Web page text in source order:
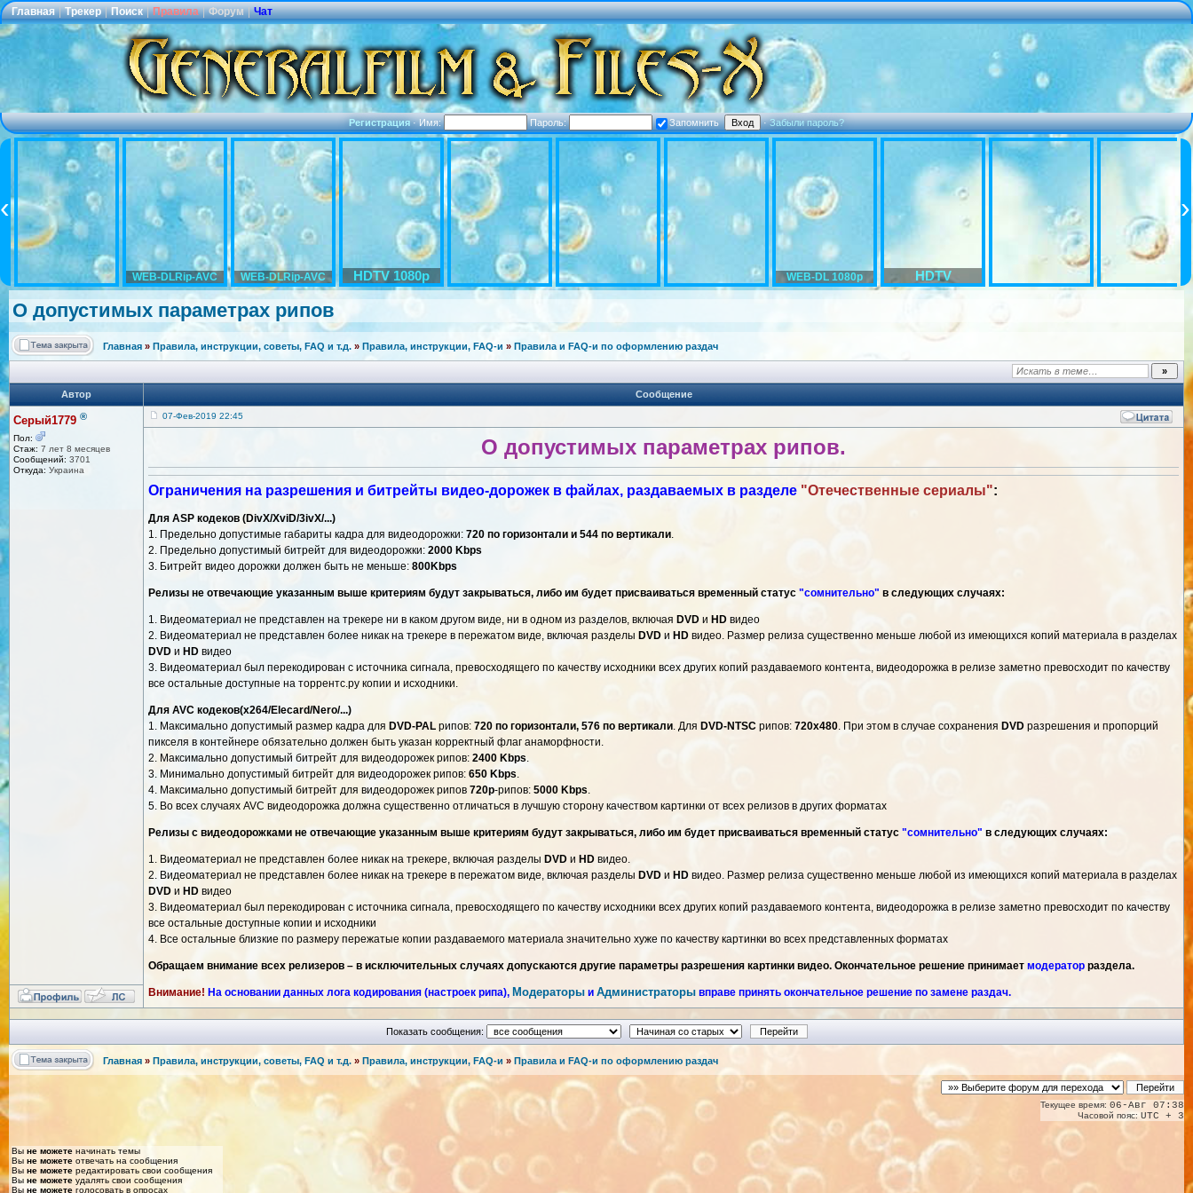
Главная | Трекер | Поиск | Правила | Форум | Чат
Регистрация·Имя: Пароль: Запомнить ·Забыли пароль?
WEB-DLRip-AVC WEB-DLRip-AVC HDTV 1080p WEB-DL 1080p HDTV
О допустимых параметрах рипов
Главная » Правила, инструкции, советы, FAQ и т.д. » Правила, инструкции, FAQ-и » Правила и FAQ-и по оформлению раздач
Автор Сообщение
Серый1779 ®
Пол:
Стаж: 7 лет 8 месяцев
Сообщений: 3701
Откуда: Украина
07-Фев-2019 22:45
О допустимых параметрах рипов.
Ограничения на разрешения и битрейты видео-дорожек в файлах, раздаваемых в разделе "Отечественные сериалы":
Для ASP кодеков (DivX/XviD/3ivX/...)
1. Предельно допустимые габариты кадра для видеодорожки: 720 по горизонтали и 544 по вертикали.
2. Предельно допустимый битрейт для видеодорожки: 2000 Kbps
3. Битрейт видео дорожки должен быть не меньше: 800Kbps
Релизы не отвечающие указанным выше критериям будут закрываться, либо им будет присваиваться временный статус "сомнительно" в следующих случаях:
1. Видеоматериал не представлен на трекере ни в каком другом виде, ни в одном из разделов, включая DVD и HD видео
2. Видеоматериал не представлен более никак на трекере в пережатом виде, включая разделы DVD и HD видео. Размер релиза существенно меньше любой из имеющихся копий материала в разделах
DVD и HD видео
3. Видеоматериал был перекодирован с источника сигнала, превосходящего по качеству исходники всех других копий раздаваемого контента, видеодорожка в релизе заметно превосходит по качеству
все остальные доступные на торрентс.ру копии и исходники.
Для AVC кодеков(x264/Elecard/Nero/...)
1. Максимально допустимый размер кадра для DVD-PAL рипов: 720 по горизонтали, 576 по вертикали. Для DVD-NTSC рипов: 720x480. При этом в случае сохранения DVD разрешения и пропорций
пикселя в контейнере обязательно должен быть указан корректный флаг анаморфности.
2. Максимально допустимый битрейт для видеодорожек рипов: 2400 Kbps.
3. Минимально допустимый битрейт для видеодорожек рипов: 650 Kbps.
4. Максимально допустимый битрейт для видеодорожек рипов 720p-рипов: 5000 Kbps.
5. Во всех случаях AVC видеодорожка должна существенно отличаться в лучшую сторону качеством картинки от всех релизов в других форматах
Релизы с видеодорожками не отвечающие указанным выше критериям будут закрываться, либо им будет присваиваться временный статус "сомнительно" в следующих случаях:
1. Видеоматериал не представлен более никак на трекере, включая разделы DVD и HD видео.
2. Видеоматериал не представлен более никак на трекере в пережатом виде, включая разделы DVD и HD видео. Размер релиза существенно меньше любой из имеющихся копий материала в разделах
DVD и HD видео
3. Видеоматериал был перекодирован с источника сигнала, превосходящего по качеству исходники всех других копий раздаваемого контента, видеодорожка в релизе заметно превосходит по качеству
все остальные доступные копии и исходники
4. Все остальные близкие по размеру пережатые копии раздаваемого материала значительно хуже по качеству картинки во всех представленных форматах
Обращаем внимание всех релизеров – в исключительных случаях допускаются другие параметры разрешения картинки видео. Окончательное решение принимает модератор раздела.
Внимание! На основании данных лога кодирования (настроек рипа), Модераторы и Администраторы вправе принять окончательное решение по замене раздач.
Показать сообщения:
Главная » Правила, инструкции, советы, FAQ и т.д. » Правила, инструкции, FAQ-и » Правила и FAQ-и по оформлению раздач
Текущее время: 06-Авг 07:38
Часовой пояс: UTC + 3
Вы не можете начинать темы
Вы не можете отвечать на сообщения
Вы не можете редактировать свои сообщения
Вы не можете удалять свои сообщения
Вы не можете голосовать в опросах